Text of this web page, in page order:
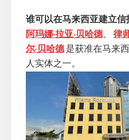
谁可以在马来西亚建立信
阿玛娜·拉亚·贝哈德、 律
尔·贝哈德是获准在马来
人实体之一。